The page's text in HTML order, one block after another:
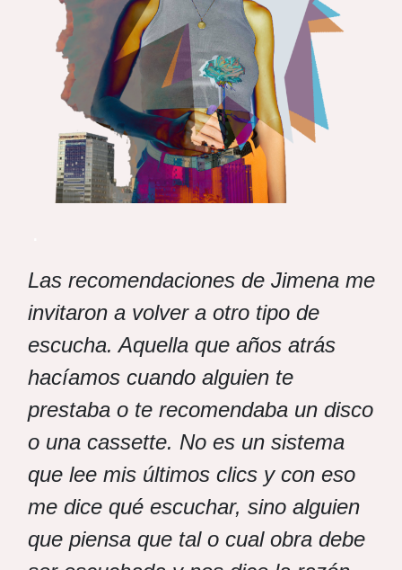
Las recomendaciones de Jimena me
invitaron a volver a otro tipo de
escucha. Aquella que años atrás
hacíamos cuando alguien te
prestaba o te recomendaba un disco
o una cassette. No es un sistema
que lee mis últimos clics y con eso
me dice qué escuchar, sino alguien
que piensa que tal o cual obra debe